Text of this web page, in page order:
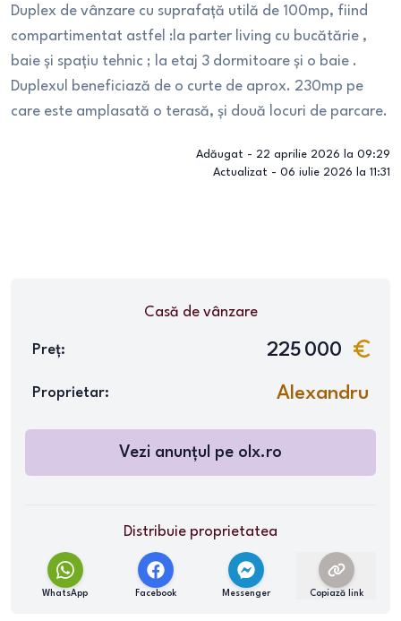
Duplex de vânzare cu suprafață utilă de 100mp, fiind
compartimentat astfel :la parter living cu bucătărie ,
baie și spațiu tehnic ; la etaj 3 dormitoare și o baie .
Duplexul beneficiază de o curte de aprox. 230mp pe
care este amplasată o terasă, și două locuri de parcare.
Adăugat - 22 aprilie 2026 la 09:29
Actualizat - 06 iulie 2026 la 11:31
Casă de vânzare
Preț: 225 000
Proprietar: Alexandru
Vezi anunțul pe olx.ro
Distribuie proprietatea
WhatsApp Facebook Messenger Copiază link